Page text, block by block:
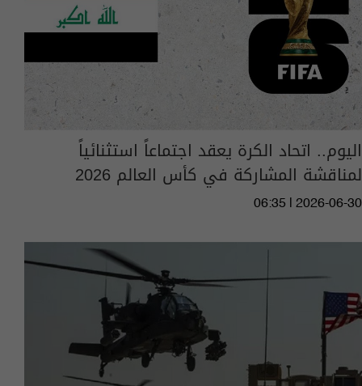
اليوم.. اتحاد الكرة يعقد اجتماعاً استثنائياً
لمناقشة المشاركة في كأس العالم 2026
06:35 | 2026-06-30